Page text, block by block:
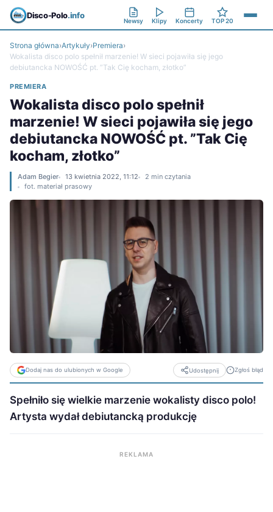
Disco-Polo.info
Newsy Klipy Koncerty TOP 20
Strona główna›Artykuły›Premiera›
Wokalista disco polo spełnił marzenie! W sieci pojawiła się jego
debiutancka NOWOŚĆ pt. ”Tak Cię kocham, złotko”
PREMIERA
Wokalista disco polo spełnił
marzenie! W sieci pojawiła się jego
debiutancka NOWOŚĆ pt. ”Tak Cię
kocham, złotko”
Adam Begier 13 kwietnia 2022, 11:12
2 min czytania
fot. materiał prasowy
Dodaj nas do ulubionych w Google Udostępnij Zgłoś błąd
Spełniło się wielkie marzenie wokalisty disco polo!
Artysta wydał debiutancką produkcję
REKLAMA